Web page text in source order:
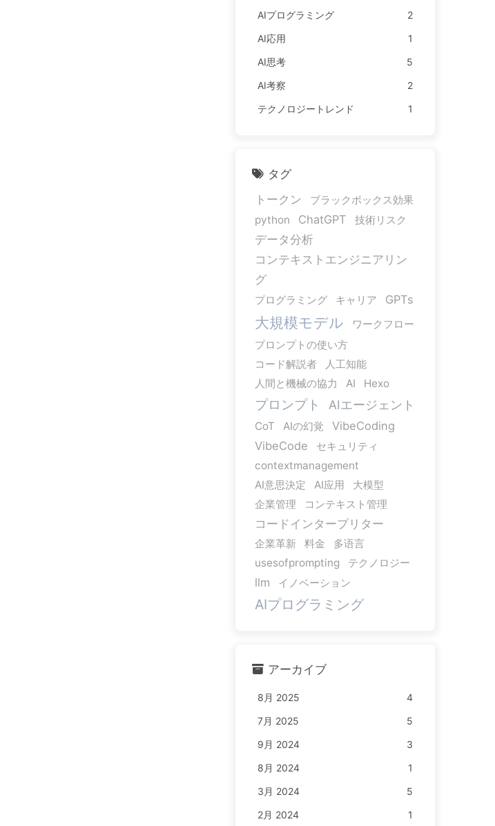
AIプログラミング
2
AI応用
1
AI思考
5
AI考察
2
テクノロジートレンド
1
タグ
トークン
ブラックボックス効果
python
ChatGPT 技術リスク
データ分析
コンテキストエンジニアリン
グ
プログラミング キャリア GPTs
大規模モデル
ワークフロー
プロンプトの使い方
コード解説者
人工知能
人間と機械の協力
AI Hexo
プロンプト AIエージェント
CoT AIの幻覚
VibeCoding
VibeCode
セキュリティ
contextmanagement
AI意思決定
AI应用
大模型
企業管理
コンテキスト管理
コードインタープリター
企業革新 料金
多语言
usesofprompting
テクノロジー
llm イノベーション
AIプログラミング
アーカイブ
8月 2025
4
7月 2025
5
9月 2024
3
8月 2024
1
3月 2024
5
2月 2024
1